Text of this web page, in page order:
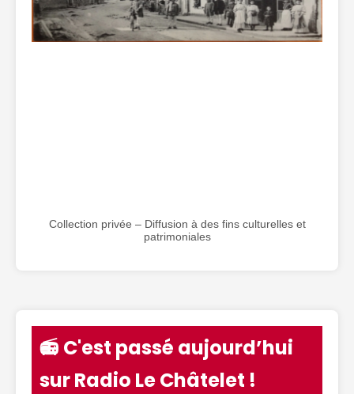
Collection privée – Diffusion à des fins culturelles et
patrimoniales
📻 C'est passé aujourd’hui
sur Radio Le Châtelet !